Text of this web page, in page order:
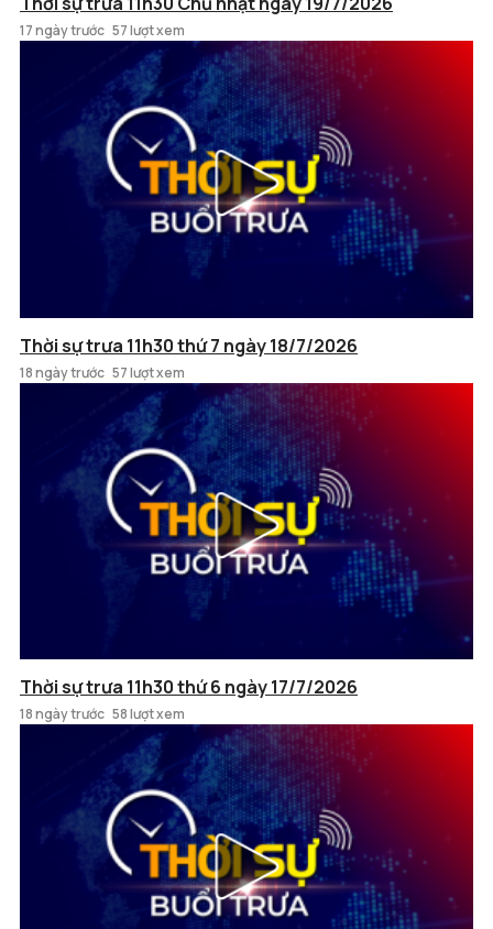
17 ngày trước 57 lượt xem
Thời sự trưa 11h30 thứ 7 ngày 18/7/2026
18 ngày trước 57 lượt xem
Thời sự trưa 11h30 thứ 6 ngày 17/7/2026
18 ngày trước 58 lượt xem